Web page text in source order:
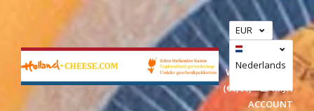
EUR
GBP
USD
Nederlands
Deutsch
WINKELWAGEN
(€0,00)
MIJN
ACCOUNT